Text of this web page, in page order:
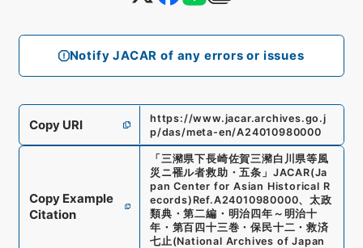
Notify JACAR of any errors or issues
Copy URI
https://www.jacar.archives.go.j
p/das/meta-en/A24010980000
Copy Example
Citation
「三瀦県下長崎佐賀三瀦白川県等風
災ニ罹ル者救助・五条 」 JACAR(Ja
pan Center for Asian Historical R
ecords) Ref.A24010980000、太政
類典・第二編・明治四年～明治十
年・第百四十三巻・保民十二・救済
七止 (National Archives of Japan